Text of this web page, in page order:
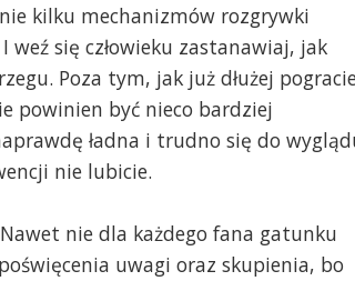
kilku mechanizmów rozgrywki
się człowieku zastanawiaj, jak
Poza tym, jak już dłużej
powinien być nieco bardziej
ładna i trudno się do
nie lubicie.
nie dla każdego fana gatunku
uwagi oraz skupienia, bo